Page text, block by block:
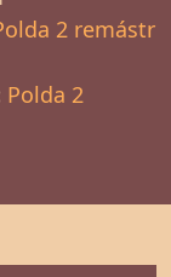
2 remástr
Polda 2